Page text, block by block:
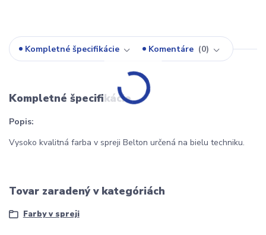
Kompletné špecifikácie Komentáre 0
Kompletné špecifikácie
Popis:
Vysoko kvalitná farba v spreji Belton určená na bielu techniku.
Tovar zaradený v kategóriách
Farby v spreji